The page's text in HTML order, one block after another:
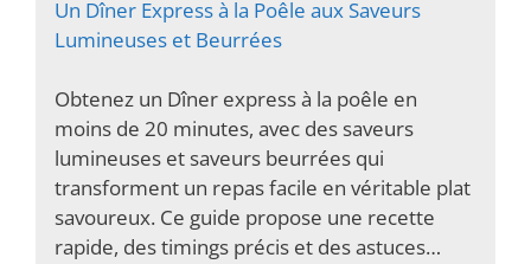
Un Dîner Express à la Poêle aux Saveurs
Lumineuses et Beurrées
Obtenez un Dîner express à la poêle en
moins de 20 minutes, avec des saveurs
lumineuses et saveurs beurrées qui
transforment un repas facile en véritable plat
savoureux. Ce guide propose une recette
rapide, des timings précis et des astuces…